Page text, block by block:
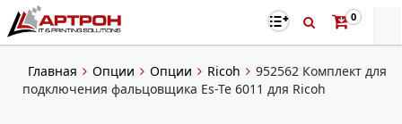
0
Главная Опции Опции Ricoh
952562 Комплект для
подключения фальцовщика Es-Te 6011 для Ricoh